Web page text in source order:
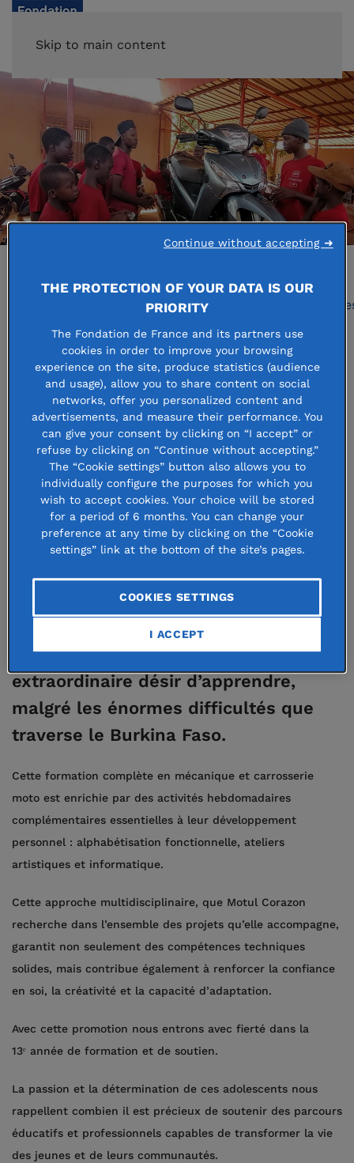
Skip to main content
Nos missions Solidarités
Bambini nel deserto à
Ouagadougou
25 november 2025
Cette année 16 adolescents ont choisi
de s’inscrire pour devenir apprentis
mécaniciens et réparateurs de
véhicules à deux roues faisant preuve
de courage, de détermination et d’un
extraordinaire désir d’apprendre,
malgré les énormes difficultés que
traverse le Burkina Faso.
Cette formation complète en mécanique et carrosserie
moto est enrichie par des activités hebdomadaires
complémentaires essentielles à leur développement
personnel : alphabétisation fonctionnelle, ateliers
artistiques et informatique.
Cette approche multidisciplinaire, que Motul Corazon
recherche dans l’ensemble des projets qu’elle accompagne,
garantit non seulement des compétences techniques
solides, mais contribue également à renforcer la confiance
en soi, la créativité et la capacité d’adaptation.
Avec cette promotion nous entrons avec fierté dans la
13ᵉ année de formation et de soutien.
La passion et la détermination de ces adolescents nous
rappellent combien il est précieux de soutenir des parcours
éducatifs et professionnels capables de transformer la vie
des jeunes et de leurs communautés.
THE PROTECTION OF YOUR DATA IS OUR
PRIORITY
The Fondation de France and its partners use
cookies in order to improve your browsing
experience on the site, produce statistics (audience
and usage), allow you to share content on social
networks, offer you personalized content and
advertisements, and measure their performance. You
can give your consent by clicking on “I accept” or
refuse by clicking on “Continue without accepting.”
The “Cookie settings” button also allows you to
individually configure the purposes for which you
wish to accept cookies. Your choice will be stored
for a period of 6 months. You can change your
preference at any time by clicking on the “Cookie
settings” link at the bottom of the site’s pages.
COOKIES SETTINGS
I ACCEPT
Continue without accepting ➜